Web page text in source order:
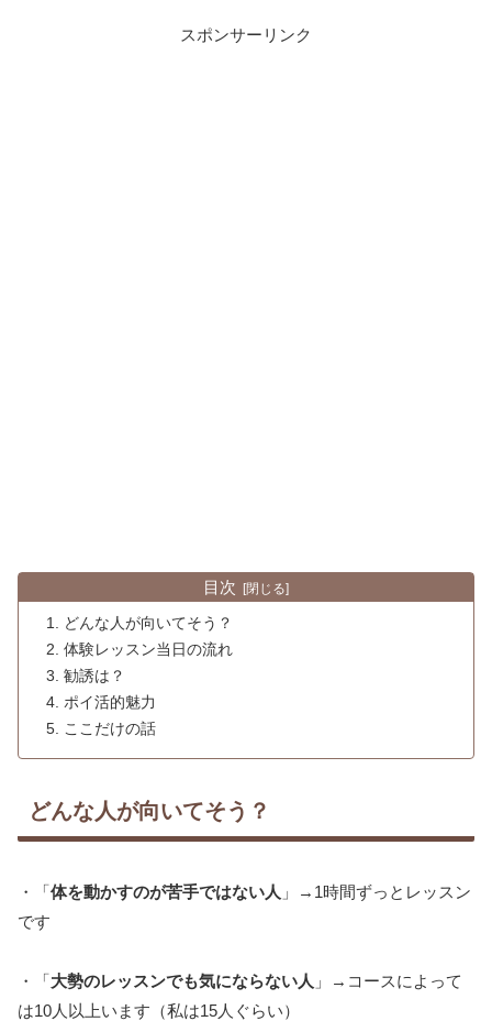
スポンサーリンク
目次
どんな人が向いてそう？
体験レッスン当日の流れ
勧誘は？
ポイ活的魅力
ここだけの話
どんな人が向いてそう？
・「体を動かすのが苦手ではない人 」→1時間ずっとレッスン
です
・「大勢のレッスンでも気にならない人 」→コースによって
は10人以上います（私は15人ぐらい）